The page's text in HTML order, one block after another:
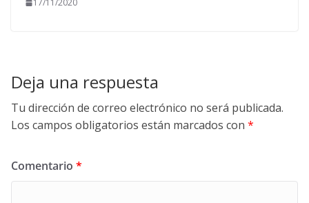
17/11/2020
Deja una respuesta
Tu dirección de correo electrónico no será publicada.
Los campos obligatorios están marcados con *
Comentario *